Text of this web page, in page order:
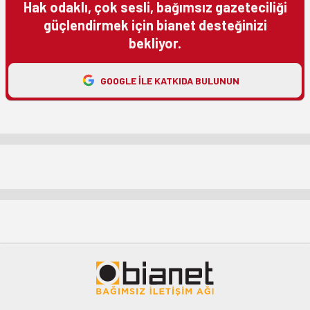
Hak odaklı, çok sesli, bağımsız gazeteciliği
güçlendirmek için bianet desteğinizi
bekliyor.
GOOGLE ILE KATKIDA BULUNUN